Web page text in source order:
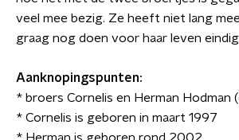
veel mee bezig. Ze heeft niet lang
graag nog doen voor haar leven
Aanknopingspunten:
* broers Cornelis en Herman Hodman
* Cornelis is geboren in maart 1997